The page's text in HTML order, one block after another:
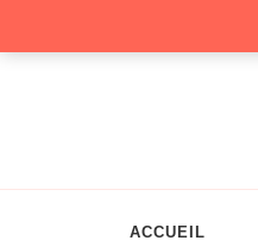
ACCUEIL